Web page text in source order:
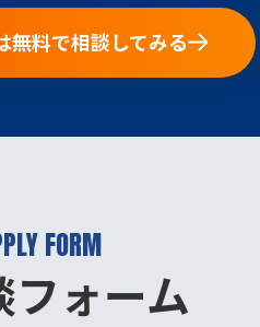
無料で相談してみる
FORM
ォーム